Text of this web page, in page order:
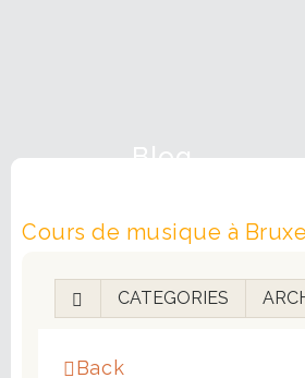
Blog
Cours de musique à
CATEGORIES
Back